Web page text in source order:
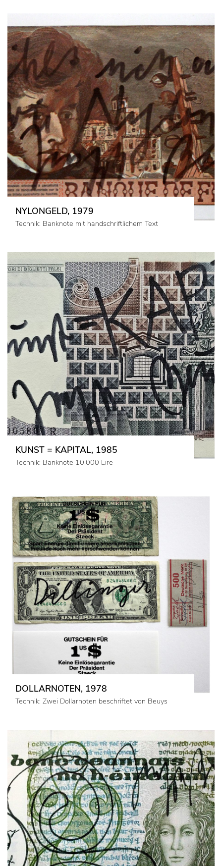
NYLONGELD, 1979
Technik: Banknote mit handschriftlichem Text
KUNST = KAPITAL, 1985
Technik: Banknote 10.000 Lire
DOLLARNOTEN, 1978
Technik: Zwei Dollarnoten beschriftet von Beuys